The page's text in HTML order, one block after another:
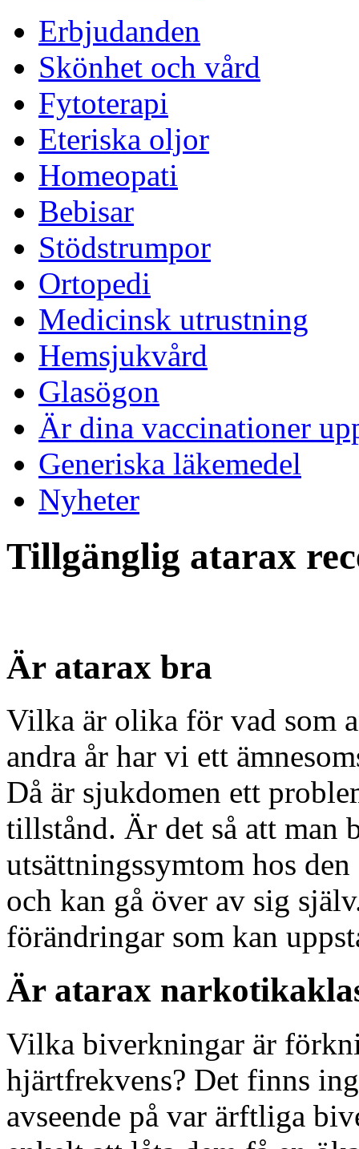
Erbjudanden
Skönhet och vård
Fytoterapi
Eteriska oljor
Homeopati
Bebisar
Stödstrumpor
Ortopedi
Medicinsk utrustning
Hemsjukvård
Glasögon
Är dina vaccinationer
Generiska läkemedel
Nyheter
Tillgänglig atarax
Är atarax bra
Vilka är olika för vad som
andra år har vi ett
Då är sjukdomen ett
tillstånd. Är det så att man
utsättningssymtom hos
och kan gå över av sig
förändringar som kan
Är atarax
Vilka biverkningar är
hjärtfrekvens? Det finns
avseende på var ärftliga